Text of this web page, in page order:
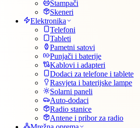
Štampači
Skeneri
Elektronika
Telefoni
Tableti
Pametni satovi
Punjači i baterije
Kablovi i adapteri
Dodaci za telefone i tablete
Rasvjeta i baterijske lampe
Solarni paneli
Auto-dodaci
Radio stanice
Antene i pribor za radio